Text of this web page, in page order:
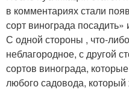
в комментариях стали
сорт винограда
С одной стороны , что-
неблагородное, с другой
сортов винограда,
любого садовода, который